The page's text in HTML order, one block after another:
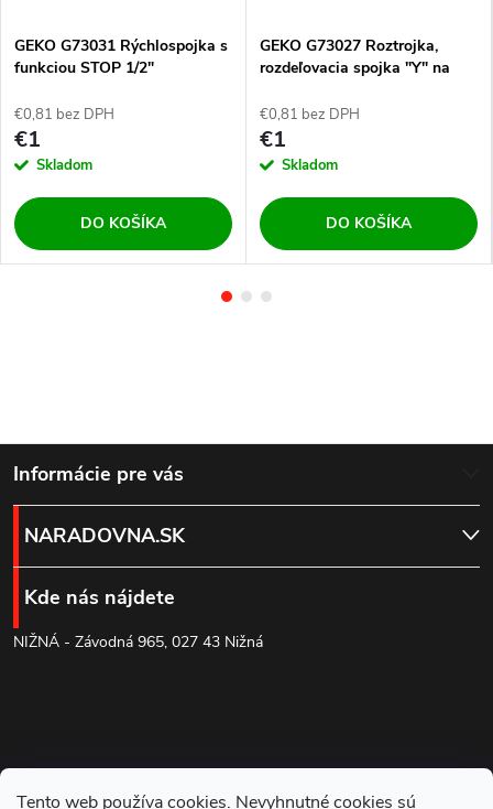
Tento web používa cookies. Nevyhnutné cookies sú
GEKO G73031 Rýchlospojka s
funkciou STOP 1/2"
€0,81 bez DPH
€1
Skladom
DO KOŠÍKA
GEKO G73027 Roztrojka,
rozdeľovacia spojka "Y" na
€0,81 bez DPH
€1
Skladom
DO KOŠÍKA
Z
á
p
ä
Informácie pre vás
NARADOVNA.SK
Kde nás nájdete
NIŽNÁ - Závodná 965, 027 43 Nižná